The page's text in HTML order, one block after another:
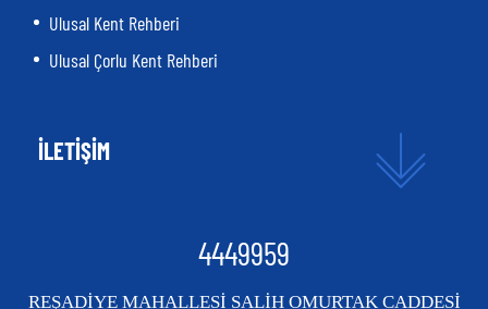
Ulusal Kent Rehberi
Ulusal Çorlu Kent Rehberi
İLETİŞİM
4449959
REŞADİYE MAHALLESİ SALİH OMURTAK CADDESİ